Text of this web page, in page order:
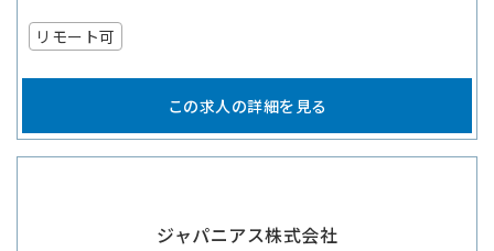
リモート可
この求人の詳細を見る
ジャパニアス株式会社